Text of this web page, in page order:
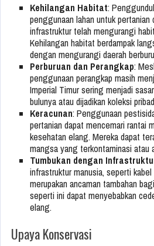
Kehilangan Habitat:
penggunaan lahan untuk pertanian
infrastruktur telah mengurangi
Kehilangan habitat berdampak
dengan mengurangi daerah
Perburuan dan Perangkap:
penggunaan perangkap masih
Imperial Timur sering menjadi
bulunya atau dijadikan koleksi
Keracunan: Penggunaan
pertanian dapat mencemari rantai
kesehatan elang. Mereka dapat
mangsa yang terkontaminasi atau
Tumbukan dengan
infrastruktur manusia, seperti
merupakan ancaman tambahan
seperti ini dapat menyebabkan
elang.
Upaya Konservasi